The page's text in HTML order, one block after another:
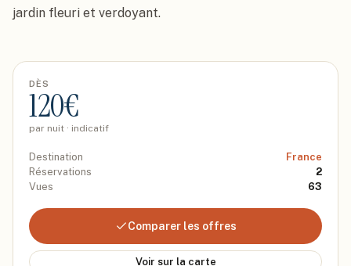
jardin fleuri et verdoyant.
DÈS
120€
par nuit · indicatif
Destination
France
Réservations
2
Vues
63
Comparer les offres
Voir sur la carte